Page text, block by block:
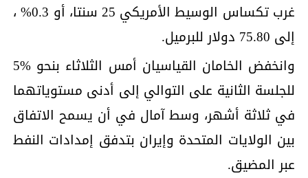
غرب تكساس الوسيط الأمريكي 25 سنتا، أو 0.3% ،
إلى 75.80 دولار للبرميل.
وانخفض الخامان القياسيان أمس الثلاثاء بنحو %5
للجلسة الثانية على التوالي إلى أدنى مستوياتهما
في ثلاثة أشهر، وسط آمال في أن يسمح الاتفاق
بين الولايات المتحدة وإيران بتدفق إمدادات النفط
عبر المضيق.